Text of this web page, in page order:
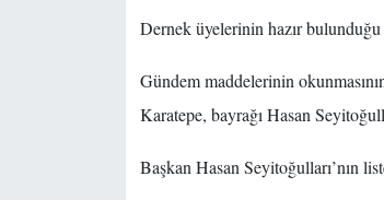
Dernek üyelerinin hazır
Gündem maddelerinin
Karatepe, bayrağı Hasan
Başkan Hasan Seyitoğulları’nın